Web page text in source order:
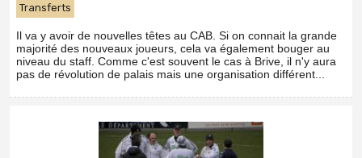
Transferts
Il va y avoir de nouvelles têtes au CAB. Si on connait la grande
majorité des nouveaux joueurs, cela va également bouger au
niveau du staff. Comme c'est souvent le cas à Brive, il n'y aura
pas de révolution de palais mais une organisation différent...